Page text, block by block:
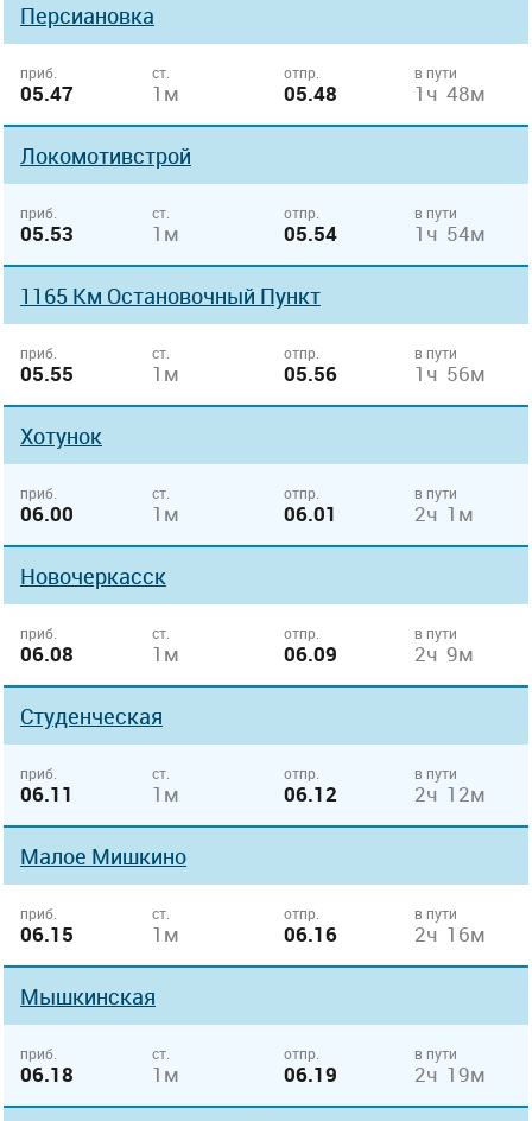
Персиановка
приб.
05.47
ст.
1м
отпр.
05.48
в пути
1ч 48м
Локомотивстрой
приб.
05.53
ст.
1м
отпр.
05.54
в пути
1ч 54м
1165 Км Остановочный Пункт
приб.
05.55
ст.
1м
отпр.
05.56
в пути
1ч 56м
Хотунок
приб.
06.00
ст.
1м
отпр.
06.01
в пути
2ч 1м
Новочеркасск
приб.
06.08
ст.
1м
отпр.
06.09
в пути
2ч 9м
Студенческая
приб.
06.11
ст.
1м
отпр.
06.12
в пути
2ч 12м
Малое Мишкино
приб.
06.15
ст.
1м
отпр.
06.16
в пути
2ч 16м
Мышкинская
приб.
06.18
ст.
1м
отпр.
06.19
в пути
2ч 19м